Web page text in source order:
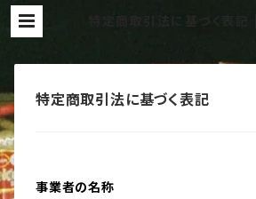
特定商取引法に基づく表
特定商取引法に基づく表記
事業者の名称